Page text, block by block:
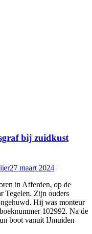
bij zuidkust
27 maart 2024
in Afferden, op de
Tegelen. Zijn ouders
Hij was monteur
102992. Na de
boot vanuit IJmuiden